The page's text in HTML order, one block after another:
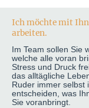
Ich möchte mit
arbeiten.
Im Team sollen Sie
welche alle voran
Stress und Druck
das alltägliche
Ruder immer selbst
entscheiden, was
Sie voranbringt.